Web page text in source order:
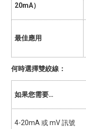
20mA）
最佳應用
何時選擇雙絞線：
如果您需要…
4-20mA 或 mV 訊號